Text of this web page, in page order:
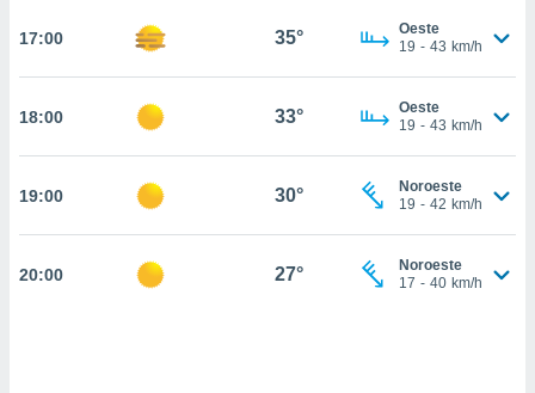
a
todos os
no
CONFIGURAÇÕES
17:00 35°
Oeste
19 - 43 km/h
18:00 33°
Oeste
19 - 43 km/h
19:00 30°
Noroeste
19 - 42 km/h
20:00 27°
Noroeste
17 - 40 km/h